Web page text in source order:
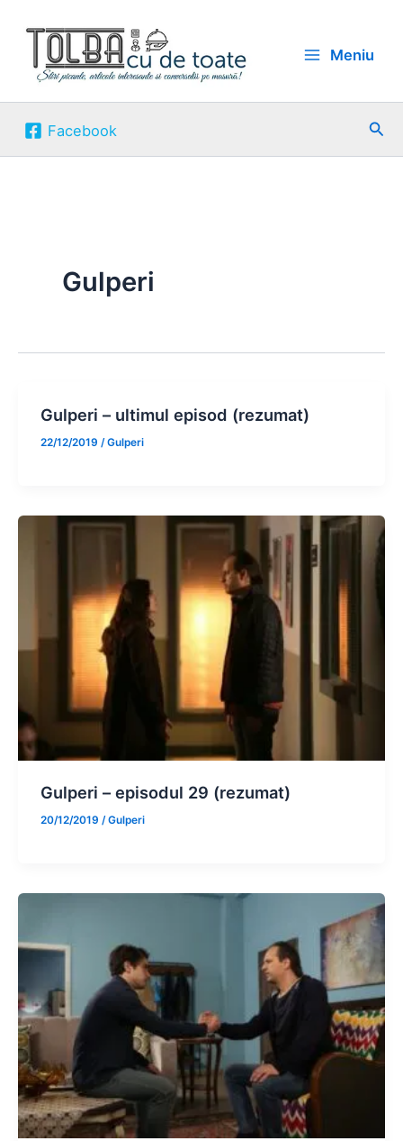
content
Meniu
Facebook
Gulperi
Gulperi – ultimul episod (rezumat)
22/12/2019 /Gulperi
Gulperi – episodul 29 (rezumat)
20/12/2019 /Gulperi